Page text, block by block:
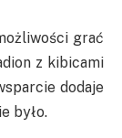
grać
z kibicami
dodaje
było.